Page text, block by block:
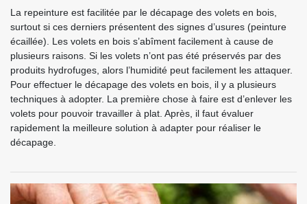
La repeinture est facilitée par le décapage des volets en bois,
surtout si ces derniers présentent des signes d’usures (peinture
écaillée). Les volets en bois s’abîment facilement à cause de
plusieurs raisons. Si les volets n’ont pas été préservés par des
produits hydrofuges, alors l’humidité peut facilement les attaquer.
Pour effectuer le décapage des volets en bois, il y a plusieurs
techniques à adopter. La première chose à faire est d’enlever les
volets pour pouvoir travailler à plat. Après, il faut évaluer
rapidement la meilleure solution à adapter pour réaliser le
décapage.